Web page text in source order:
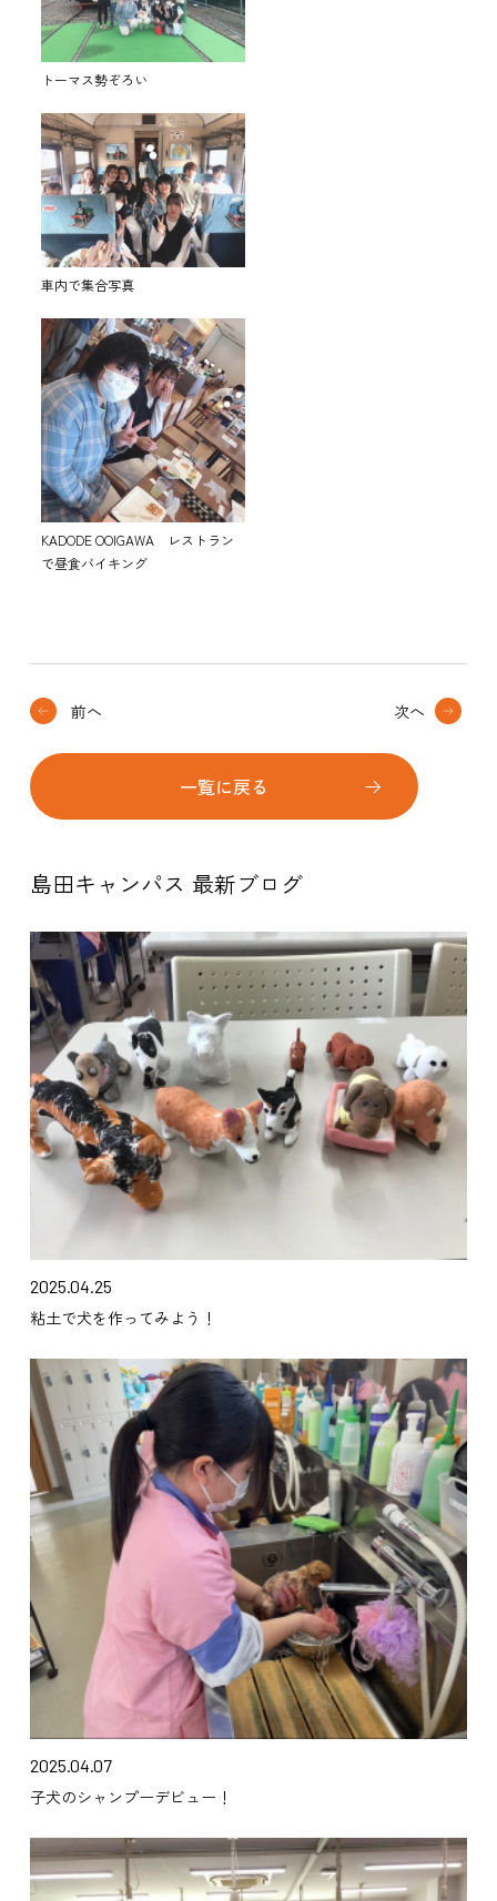
トーマス勢ぞろい
車内で集合写真
KADODE OOIGAWA レストラン
で昼食バイキング
前へ
一覧に戻る
次へ
島田キャンパス 最新ブログ
2025.04.25
粘土で犬を作ってみよう！
2025.04.07
子犬のシャンプーデビュー！